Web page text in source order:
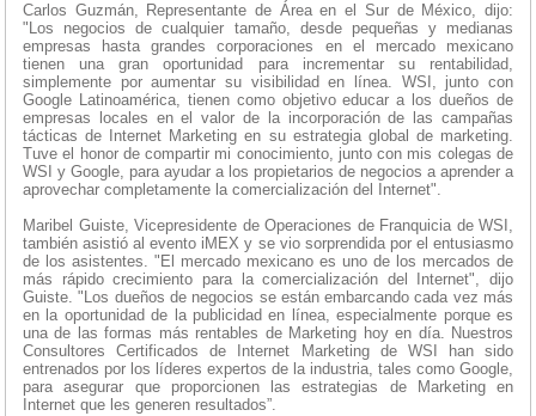
Carlos Guzmán, Representante de Área en el Sur de México, dijo:
"Los negocios de cualquier tamaño, desde pequeñas y medianas
empresas hasta grandes corporaciones en el mercado mexicano
tienen una gran oportunidad para incrementar su rentabilidad,
simplemente por aumentar su visibilidad en línea. WSI, junto con
Google Latinoamérica, tienen como objetivo educar a los dueños de
empresas locales en el valor de la incorporación de las campañas
tácticas de Internet Marketing en su estrategia global de marketing.
Tuve el honor de compartir mi conocimiento, junto con mis colegas de
WSI y Google, para ayudar a los propietarios de negocios a aprender a
aprovechar completamente la comercialización del Internet".
Maribel Guiste, Vicepresidente de Operaciones de Franquicia de WSI,
también asistió al evento iMEX y se vio sorprendida por el entusiasmo
de los asistentes. "El mercado mexicano es uno de los mercados de
más rápido crecimiento para la comercialización del Internet", dijo
Guiste. "Los dueños de negocios se están embarcando cada vez más
en la oportunidad de la publicidad en línea, especialmente porque es
una de las formas más rentables de Marketing hoy en día. Nuestros
Consultores Certificados de Internet Marketing de WSI han sido
entrenados por los líderes expertos de la industria, tales como Google,
para asegurar que proporcionen las estrategias de Marketing en
Internet que les generen resultados”.